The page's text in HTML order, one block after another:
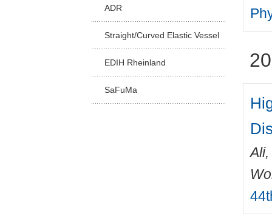
ADR
Straight/Curved Elastic Vessel
EDIH Rheinland
SaFuMa